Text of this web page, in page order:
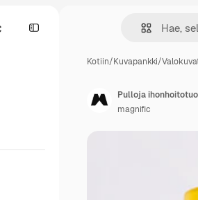
Kotiin/Kuvapankki/
Pulloja
magnific